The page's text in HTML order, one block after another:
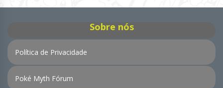
Sobre nós
Política de Privacidade
Poké Myth Fórum